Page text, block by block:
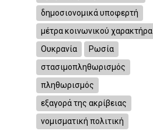
δημοσιονομικά υποφερτή
μέτρα κοινωνικού χαρακτήρα
Ουκρανία
Ρωσία
στασιμοπληθωρισμός
πληθωρισμός
εξαγορά της ακρίβειας
νομισματική πολιτική